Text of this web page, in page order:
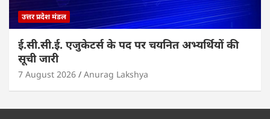
उत्तर प्रदेश मंडल
ई.सी.सी.ई. एजुकेटर्स के पद पर चयनित अभ्यर्थियों की
सूची जारी
7 August 2026 Anurag Lakshya